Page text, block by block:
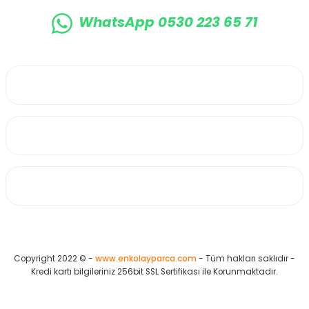
WhatsApp 0530 223 65 71
Copyright 2022 © - www.enkolayparca.com - Tüm hakları saklıdır -
Kredi kartı bilgileriniz 256bit SSL Sertifikası ile Korunmaktadır.